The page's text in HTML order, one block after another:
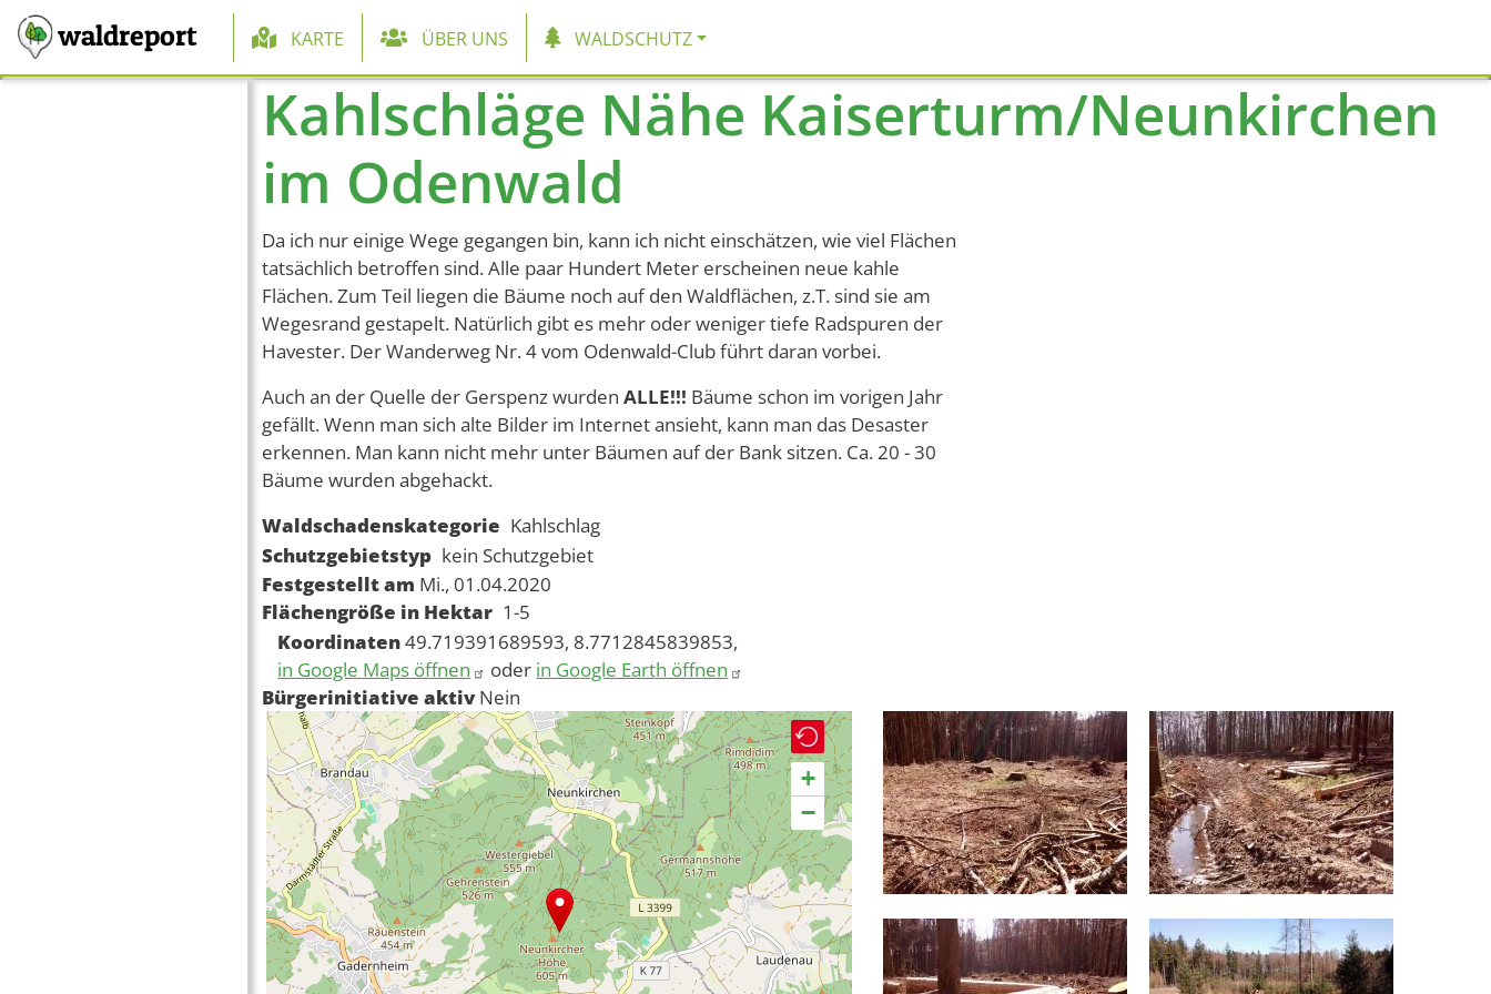
waldreport Hauptnavigation
KARTE ÜBER UNS WALDSCHUTZ
Kahlschläge Nähe Kaiserturm/Neunkirchen
im Odenwald
Da ich nur einige Wege gegangen bin, kann ich nicht einschätzen, wie viel Flächen
tatsächlich betroffen sind. Alle paar Hundert Meter erscheinen neue kahle
Flächen. Zum Teil liegen die Bäume noch auf den Waldflächen, z.T. sind sie am
Wegesrand gestapelt. Natürlich gibt es mehr oder weniger tiefe Radspuren der
Havester. Der Wanderweg Nr. 4 vom Odenwald-Club führt daran vorbei.
Auch an der Quelle der Gerspenz wurden ALLE!!! Bäume schon im vorigen Jahr
gefällt. Wenn man sich alte Bilder im Internet ansieht, kann man das Desaster
erkennen. Man kann nicht mehr unter Bäumen auf der Bank sitzen. Ca. 20 - 30
Bäume wurden abgehackt.
Waldschadenskategorie Kahlschlag
Schutzgebietstyp kein Schutzgebiet
Festgestellt am Mi., 01.04.2020
Flächengröße in Hektar 1-5
Koordinaten49.719391689593, 8.7712845839853,
in Google Maps öffnen
oder in Google Earth öffnen
Bürgerinitiative aktiv Nein
+
−